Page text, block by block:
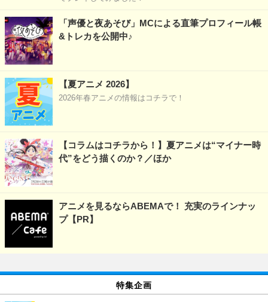
「声優と夜あそび」MCによる直筆プロフィール帳
&トレカを公開中♪
【夏アニメ 2026】
2026年春アニメの情報はコチラで！
【コラムはコチラから！】夏アニメは“マイナー時
代”をどう描くのか？／ほか
アニメを見るならABEMAで！ 充実のラインナッ
プ【PR】
特集企画